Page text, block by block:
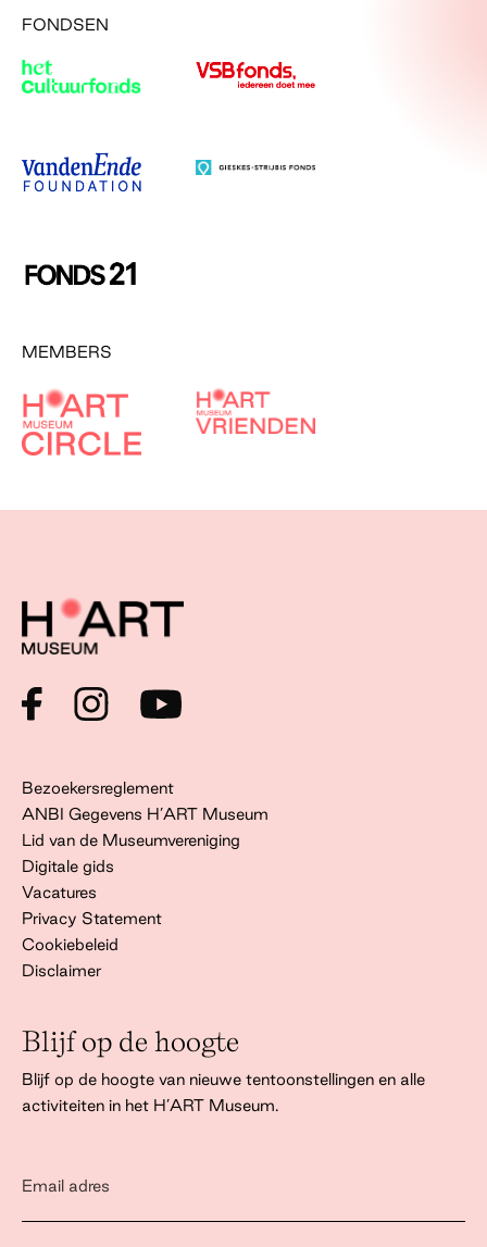
FONDSEN
MEMBERS
Bezoekersreglement
ANBI Gegevens H’ART Museum
Lid van de Museumvereniging
Digitale gids
Vacatures
Privacy Statement
Cookiebeleid
Disclaimer
Blijf op de hoogte
Blijf op de hoogte van nieuwe tentoonstellingen en alle
activiteiten in het H’ART Museum.